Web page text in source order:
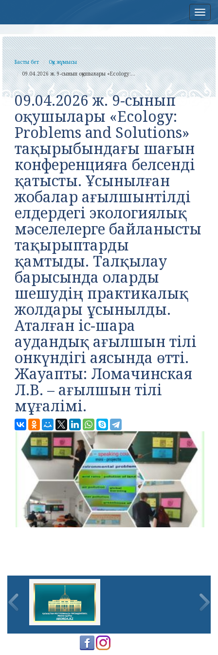
Басты бет
Оқу жұмысы
09.04.2026 ж. 9-сынып оқушылары «Ecology:...
09.04.2026 ж. 9-сынып
оқушылары «Ecology:
Problems and Solutions»
тақырыбындағы шағын
конференцияға белсенді
қатысты. Ұсынылған
жобалар ағылшынтілді
елдердегі экологиялық
мәселелерге байланысты
тақырыптарды
қамтыды. Талқылау
барысында оларды
шешудің практикалық
жолдары ұсынылды.
Аталған іс-шара
аудандық ағылшын тілі
онкүндігі аясында өтті.
Жауапты: Ломачинская
Л.В. – ағылшын тілі
мұғалімі.